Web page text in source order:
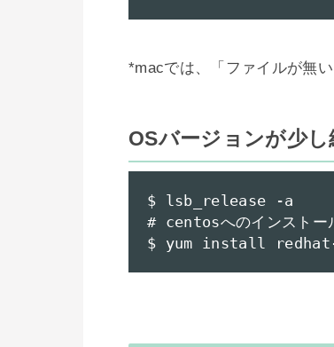
*macでは、「ファイルが無
OSバージョンが少
$ lsb_release -a
# centosへのインストー
$ yum install